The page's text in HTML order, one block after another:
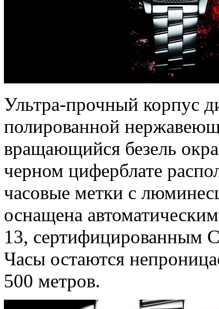
Ультра-прочный корпус
полированной
вращающийся безель
черном циферблате
часовые метки с
оснащена
13, сертифицированным
Часы остаются
500 метров.